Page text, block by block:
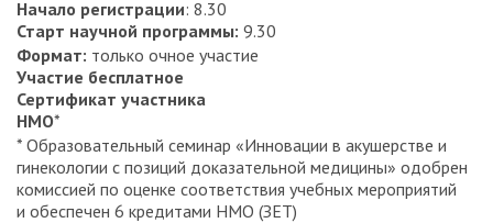
Начало регистрации: 8.30
Старт научной программы: 9.30
Формат: только очное участие
Участие бесплатное
Сертификат участника
НМО*
* Образовательный семинар «Инновации в акушерстве и
гинекологии с позиций доказательной медицины» одобрен
комиссией по оценке соответствия учебных мероприятий
и обеспечен 6 кредитами НМО (ЗЕТ)